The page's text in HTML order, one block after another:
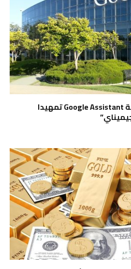
“جوجل” تبدأ إنهاء خدمة Google Assistant تمهيدا